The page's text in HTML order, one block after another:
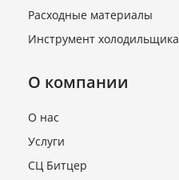
Расходные материалы
Инструмент холодильщика
О компании
О нас
Услуги
СЦ Битцер